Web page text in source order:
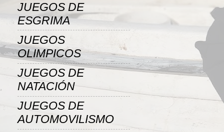
JUEGOS DE
ESGRIMA
JUEGOS
OLIMPICOS
JUEGOS DE
NATACIÓN
JUEGOS DE
AUTOMOVILISMO